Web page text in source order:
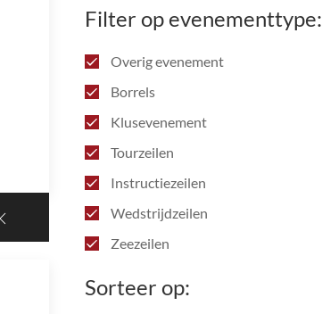
Filter op evenementtype:
Overig evenement
Borrels
Klusevenement
Tourzeilen
Instructiezeilen
Wedstrijdzeilen
Zeezeilen
Sorteer op: